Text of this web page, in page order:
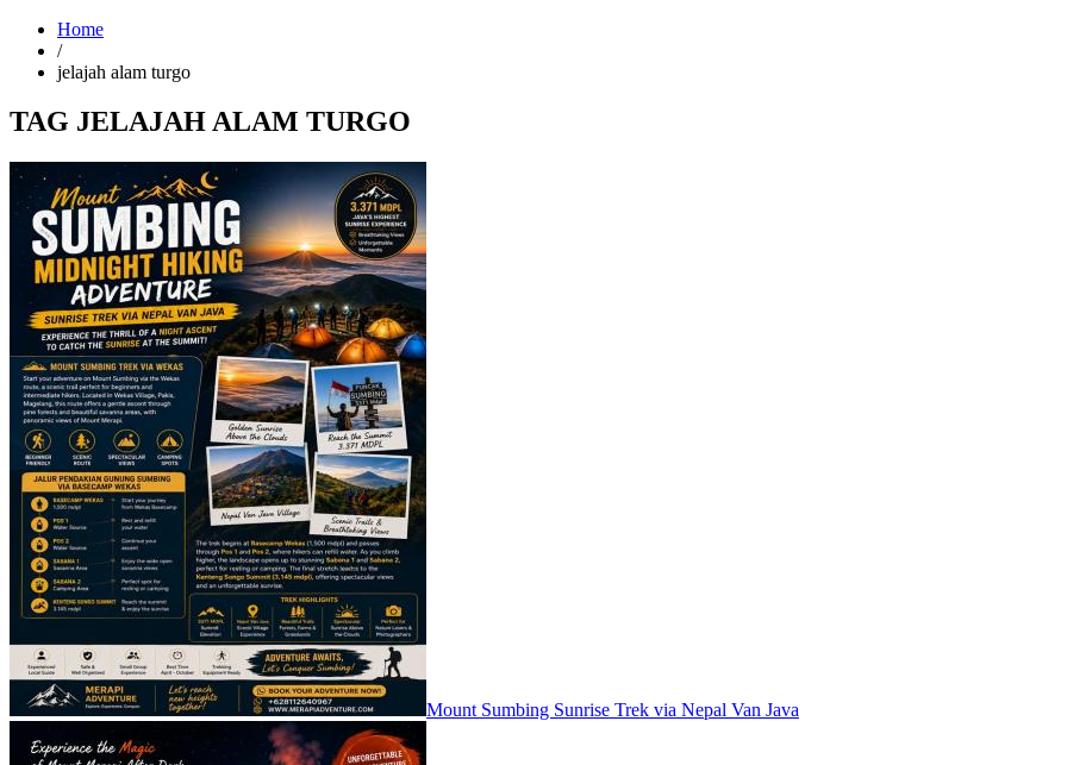
Home
/
jelajah alam turgo
TAG JELAJAH ALAM TURGO
Mount Sumbing Sunrise Trek via Nepal Van Java